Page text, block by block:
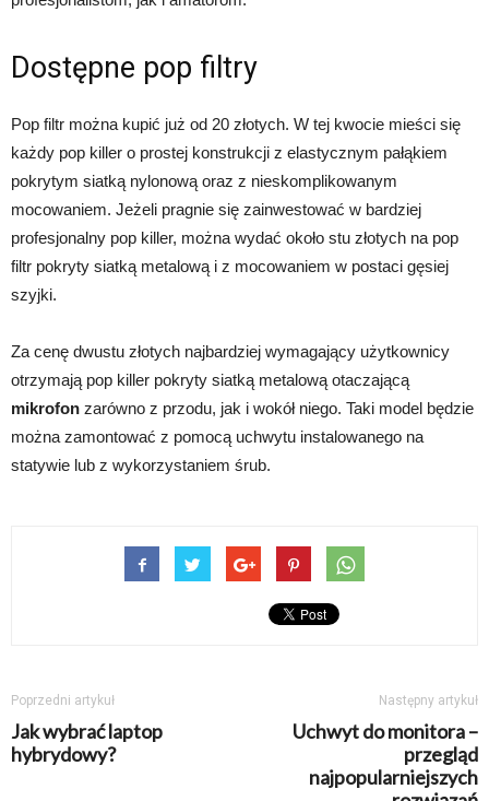
Dostępne pop filtry
Pop filtr można kupić już od 20 złotych. W tej kwocie mieści się
każdy pop killer o prostej konstrukcji z elastycznym pałąkiem
pokrytym siatką nylonową oraz z nieskomplikowanym
mocowaniem. Jeżeli pragnie się zainwestować w bardziej
profesjonalny pop killer, można wydać około stu złotych na pop
filtr pokryty siatką metalową i z mocowaniem w postaci gęsiej
szyjki.
Za cenę dwustu złotych najbardziej wymagający użytkownicy
otrzymają pop killer pokryty siatką metalową otaczającą
mikrofon zarówno z przodu, jak i wokół niego. Taki model będzie
można zamontować z pomocą uchwytu instalowanego na
statywie lub z wykorzystaniem śrub.
Poprzedni artykuł
Jak wybrać laptop
hybrydowy?
Następny artykuł
Uchwyt do monitora –
przegląd
najpopularniejszych